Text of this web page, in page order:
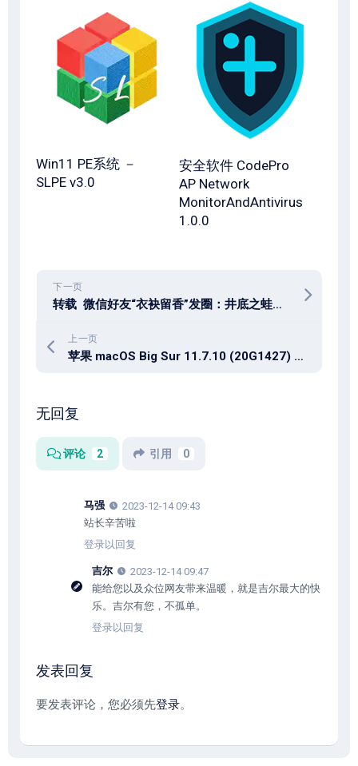
Win11 PE系统 －
SLPE v3.0
安全软件 CodePro
AP Network
MonitorAndAntivirus
1.0.0
下一页
转载 微信好友“衣袂留香”发圈：井底之蛙和河底之蛙之分
上一页
苹果 macOS Big Sur 11.7.10 (20G1427) 官方镜像下载
无回复
评论 2 引用 0
马强
2023-12-14 09:43
站长辛苦啦
登录以回复
吉尔
2023-12-14 09:47
能给您以及众位网友带来温暖，就是吉尔最大的快
乐。吉尔有您，不孤单。
登录以回复
发表回复
要发表评论，您必须先登录。